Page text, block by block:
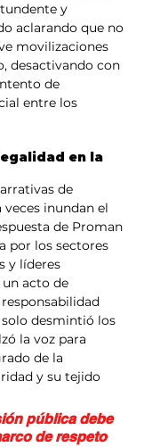
y
aclarando que no
movilizaciones
desactivando con
de
entre los
en la
de
inundan el
de Proman
por los sectores
y líderes
acto de
desmintió los
la voz para
de la
y su tejido
pública debe
de respeto